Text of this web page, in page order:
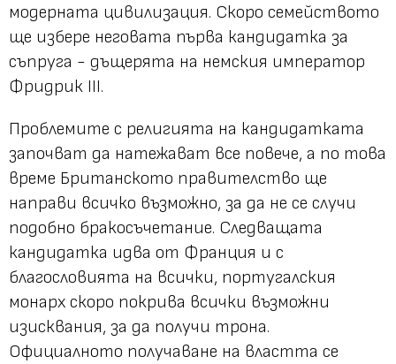
модерната цивилизация. Скоро семейството
ще избере неговата първа кандидатка за
съпруга - дъщерята на немския император
Фридрик III.
Проблемите с религията на кандидатката
започват да натежават все повече, а по това
време Британското правителство ще
направи всичко възможно, за да не се случи
подобно бракосъчетание. Следващата
кандидатка идва от Франция и с
благословията на всички, португалския
монарх скоро покрива всички възможни
изисквания, за да получи трона.
Официалното получаване на властта се